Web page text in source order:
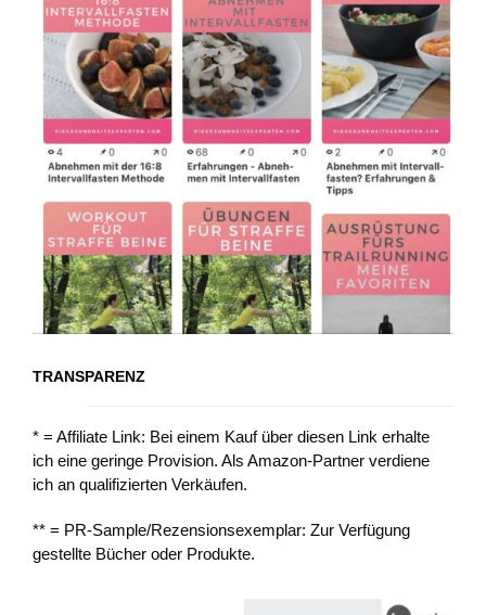
TRANSPARENZ
* = Affiliate Link: Bei einem Kauf über diesen Link erhalte
ich eine geringe Provision. Als Amazon-Partner verdiene
ich an qualifizierten Verkäufen.
** = PR-Sample/Rezensionsexemplar: Zur Verfügung
gestellte Bücher oder Produkte.